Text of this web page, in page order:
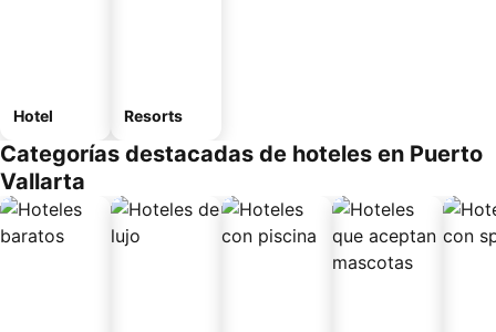
Hotel Resorts
Categorías destacadas de hoteles en Puerto
Vallarta